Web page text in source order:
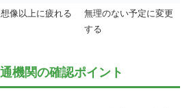
像以上に疲れる
無理のない予定に変更
する
機関の確認ポイント